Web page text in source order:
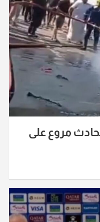
8 من أصل 50 راكب بحادث مروع على